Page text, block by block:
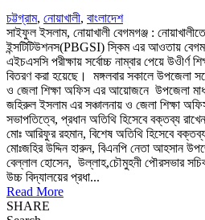
চট্টগ্রাম, নোয়াখালী, বাংলাদেশ
সাইফুল ইসলাম, নোয়াখালী বেগমগঞ্জ : নোয়াখালীতে
ইন্সটিটিউশনস(PBGSI) স্কিম এর আওতায়
এইচএসসি পরীক্ষায় সর্বোচ্চ নাম্বার পেয়ে উওীর্ণ
বিতরণ করা হয়েছে। মঙ্গলবার সকালে উপজেলা
ও জেলা শিক্ষা অফিস এর আয়োজনে উপজেলা
জহিরুল ইসলাম এর সঞ্চালনায় ও জেলা শিক্ষা
সভাপতিত্বে, প্রধান অতিথি হিসেবে বক্তব্য
মোঃ আরিফুর রহমান, বিশেষ অতিথি হিসেবে
মোঃজহির উদ্দিন হারুন, বিএনপি নেতা আহসান
বেল্লাল হোসেন, উল্লাহ,চৌমুহনী পৌরসভার সচিব
উচ্চ বিদ্যালয়ের প্রধা...
Read More
SHARE